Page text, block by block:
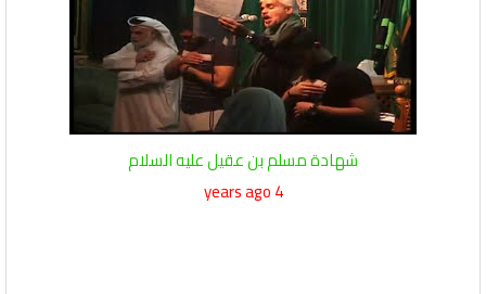
شهادة مسلم بن عقيل عليه السلام
4 years ago